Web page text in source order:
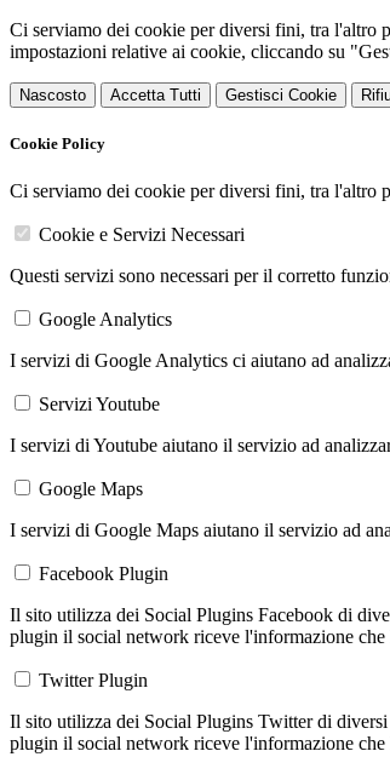
Ci serviamo dei cookie per diversi fini, tra l'altro
impostazioni relative ai cookie, cliccando su
Nascosto Accetta Tutti Gestisci Cookie
Cookie Policy
Ci serviamo dei cookie per diversi fini, tra l'altro
Cookie e Servizi Necessari
Questi servizi sono necessari per il corretto
Google Analytics
I servizi di Google Analytics ci aiutano ad
Servizi Youtube
I servizi di Youtube aiutano il servizio ad
Google Maps
I servizi di Google Maps aiutano il servizio ad
Facebook Plugin
Il sito utilizza dei Social Plugins Facebook di
plugin il social network riceve l'informazione
Twitter Plugin
Il sito utilizza dei Social Plugins Twitter di
plugin il social network riceve l'informazione